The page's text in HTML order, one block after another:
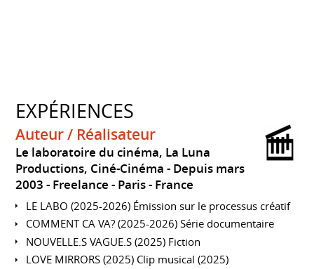
EXPÉRIENCES
Auteur / Réalisateur
Le laboratoire du cinéma, La Luna
Productions, Ciné-Cinéma
Depuis mars
2003 Freelance Paris France
LE LABO (2025-2026) Émission sur le processus créatif
COMMENT CA VA? (2025-2026) Série documentaire
NOUVELLE.S VAGUE.S (2025) Fiction
LOVE MIRRORS (2025) Clip musical (2025)